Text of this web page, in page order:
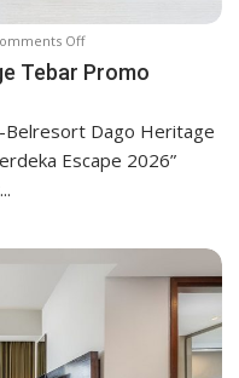
Offo
n
s
B
e
Tebar Promo
Belresort Dago Heritage
Escape 2026”